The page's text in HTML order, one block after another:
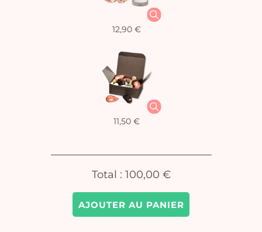
AJOUTER AU PANIER
12,90 €
11,50 €
Total : 100,00 €